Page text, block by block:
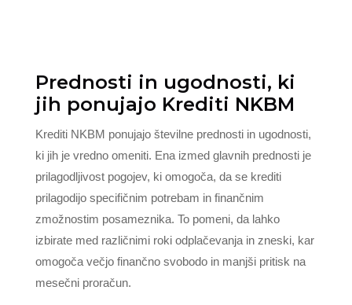
Prednosti in ugodnosti, ki
jih ponujajo Krediti NKBM
Krediti NKBM ponujajo številne prednosti in ugodnosti,
ki jih je vredno omeniti. Ena izmed glavnih prednosti je
prilagodljivost pogojev, ki omogoča, da se krediti
prilagodijo specifičnim potrebam in finančnim
zmožnostim posameznika. To pomeni, da lahko
izbirate med različnimi roki odplačevanja in zneski, kar
omogoča večjo finančno svobodo in manjši pritisk na
mesečni proračun.